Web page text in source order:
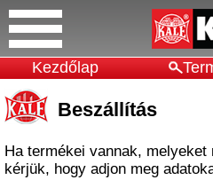
Kezdőlap
Beszállítás
Ha termékei vannak,
kérjük, hogy adjon meg